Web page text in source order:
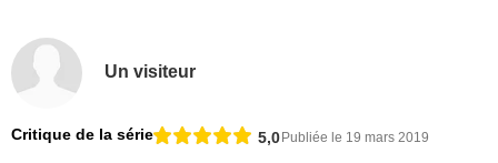
Un visiteur
Critique de la série 5,0Publiée le 19 mars 2019